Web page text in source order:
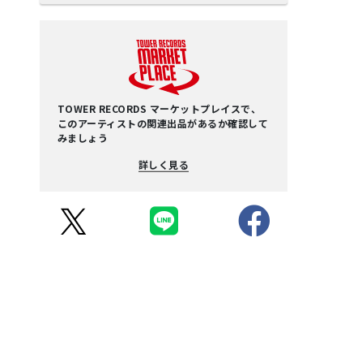
TOWER RECORDS マーケットプレイスで、
このアーティストの関連出品があるか確認して
みましょう
詳しく見る